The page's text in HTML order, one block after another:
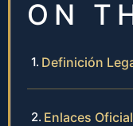
ON
Definición
Enlaces